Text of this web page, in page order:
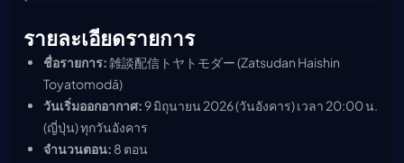
รายละเอียดรายการ
ชื่อรายการ:雑談配信トヤトモダー (Zatsudan Haishin
Toyatomodā)
วันเริ่มออกอากาศ:9 มิถุนายน 2026 (วันอังคาร) เวลา 20:00 น.
(ญี่ปุ่น) ทุกวันอังคาร
จำนวนตอน: 8 ตอน